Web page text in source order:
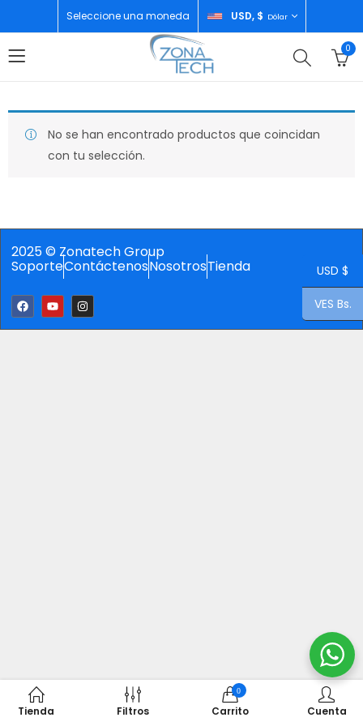
Seleccione una moneda USD, $ Dólar
0
No se han encontrado productos que coincidan
con tu selección.
2025 © Zonatech Group
SoporteContáctenosNosotrosTienda
Tienda Filtros
0
Carrito Cuenta
USD $
VES Bs.